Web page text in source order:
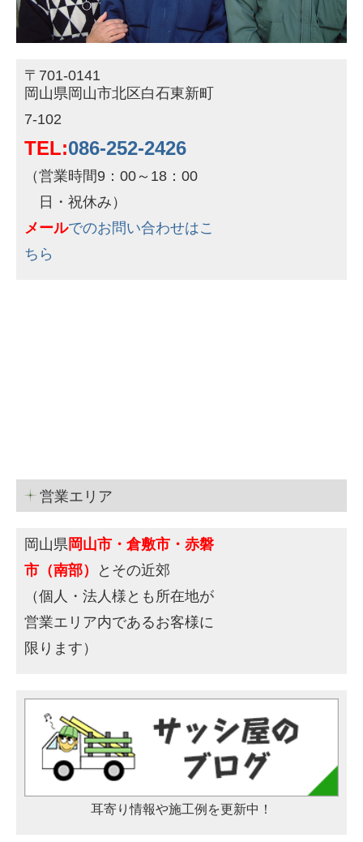
〒701-0141
岡山県岡山市北区白石東新町
7-102
TEL:086-252-2426
（営業時間9：00～18：00
日・祝休み）
メールでのお問い合わせはこ
ちら
営業エリア
岡山県 岡山市・倉敷市・赤磐
市（南部）
とその近郊
（個人・法人様とも所在地が
営業エリア内であるお客様に
限ります）
耳寄り情報や施工例を更新中！